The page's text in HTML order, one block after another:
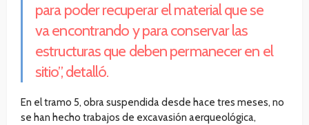
para poder recuperar el material que se
va encontrando y para conservar las
estructuras que deben permanecer en el
sitio”, detalló.
En el tramo 5, obra suspendida desde hace tres meses, no
se han hecho trabajos de excavasión aerqueológica,